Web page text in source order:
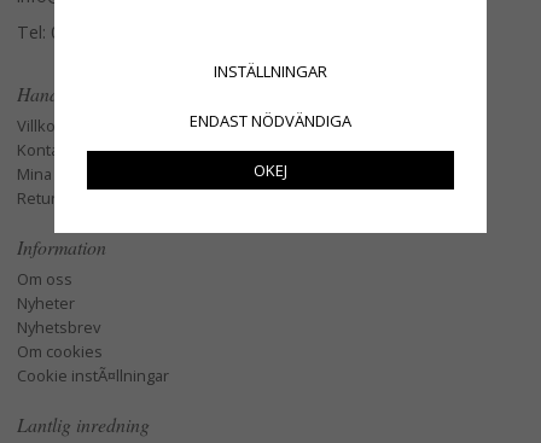
Tel: 079-3495968
Handla
Villkor
Kontakta oss
Mina favoriter
Retur och Reklamation
Information
Om oss
Nyheter
Nyhetsbrev
Om cookies
Cookie instÃ¤llningar
Lantlig inredning
INSTÄLLNINGAR
ENDAST NÖDVÄNDIGA
OKEJ